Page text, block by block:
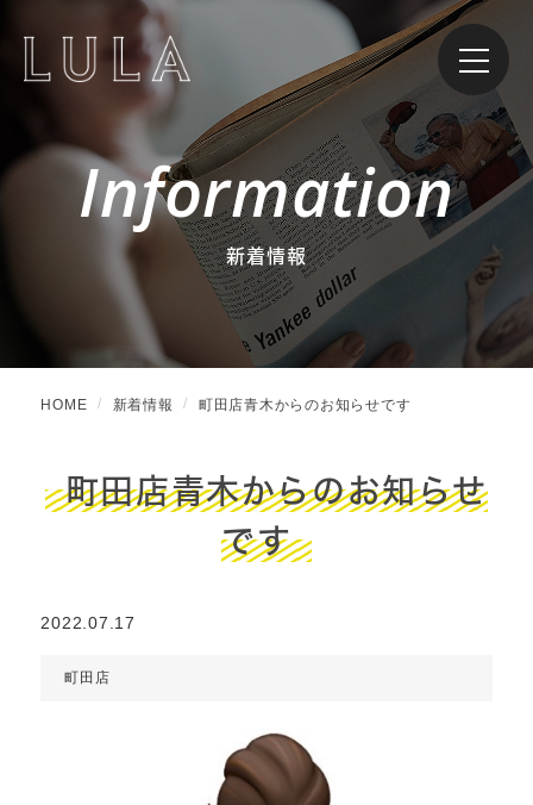
Information
新着情報
HOME 新着情報 町田店青木からのお知らせです
町田店青木からのお知らせ
です
2022.07.17
町田店